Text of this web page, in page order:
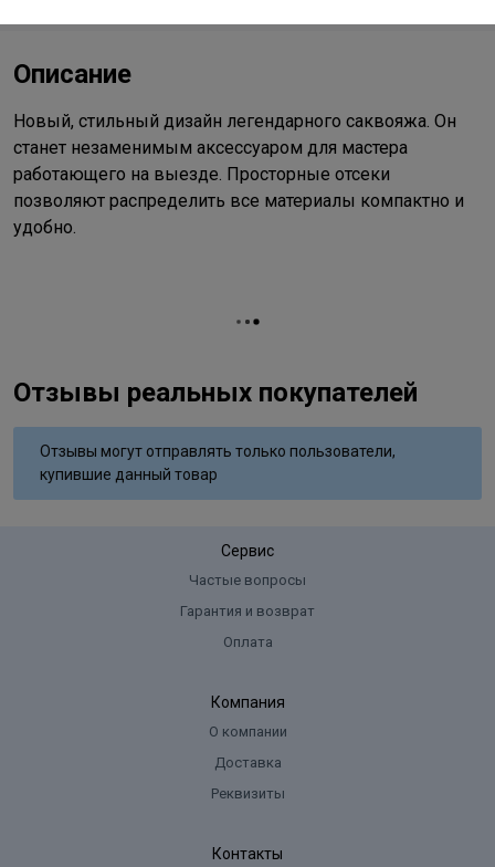
Описание
Новый, стильный дизайн легендарного саквояжа. Он
станет незаменимым аксессуаром для мастера
работающего на выезде. Просторные отсеки
позволяют распределить все материалы компактно и
удобно.
Отзывы реальных покупателей
Отзывы могут отправлять только пользователи,
купившие данный товар
Сервис
Частые вопросы
Гарантия и возврат
Оплата
Компания
О компании
Доставка
Реквизиты
Контакты